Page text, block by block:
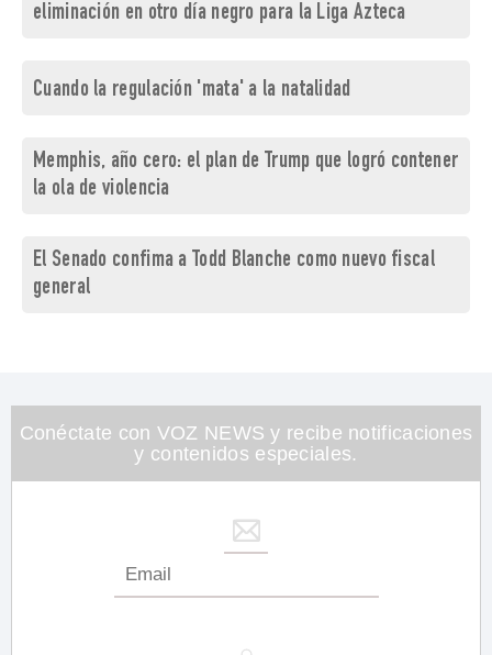
eliminación en otro día negro para la Liga Azteca
Cuando la regulación 'mata' a la natalidad
Memphis, año cero: el plan de Trump que logró contener
la ola de violencia
El Senado confima a Todd Blanche como nuevo fiscal
general
Conéctate con VOZ NEWS y recibe notificaciones
y contenidos especiales.